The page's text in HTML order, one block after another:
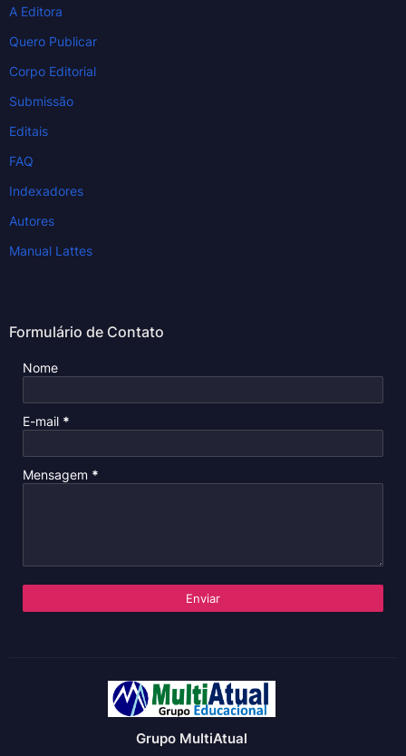
A Editora
Quero Publicar
Corpo Editorial
Submissão
Editais
FAQ
Indexadores
Autores
Manual Lattes
Formulário de Contato
Nome
E-mail *
Mensagem *
Grupo MultiAtual